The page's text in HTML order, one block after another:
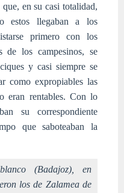
en su casi totalidad,
estos llegaban a los
primero con los
de los campesinos, se
y casi siempre se
como expropiables las
eran rentables. Con lo
su correspondiente
que saboteaban la
(Badajoz), en
los de Zalamea de